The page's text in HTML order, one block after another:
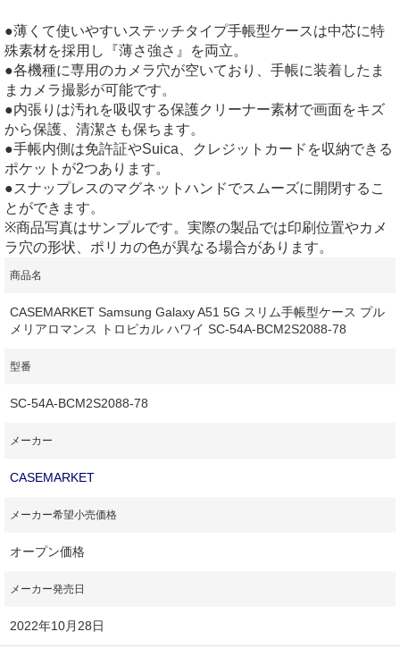
●薄くて使いやすいステッチタイプ手帳型ケースは中芯に特
殊素材を採用し『薄さ強さ』を両立。
●各機種に専用のカメラ穴が空いており、手帳に装着したま
まカメラ撮影が可能です。
●内張りは汚れを吸収する保護クリーナー素材で画面をキズ
から保護、清潔さも保ちます。
●手帳内側は免許証やSuica、クレジットカードを収納できる
ポケットが2つあります。
●スナップレスのマグネットハンドでスムーズに開閉するこ
とができます。
※商品写真はサンプルです。実際の製品では印刷位置やカメ
ラ穴の形状、ポリカの色が異なる場合があります。
商品名
CASEMARKET Samsung Galaxy A51 5G スリム手帳型ケース プル
メリアロマンス トロピカル ハワイ SC-54A-BCM2S2088-78
型番
SC-54A-BCM2S2088-78
メーカー
CASEMARKET
メーカー希望小売価格
オープン価格
メーカー発売日
2022年10月28日